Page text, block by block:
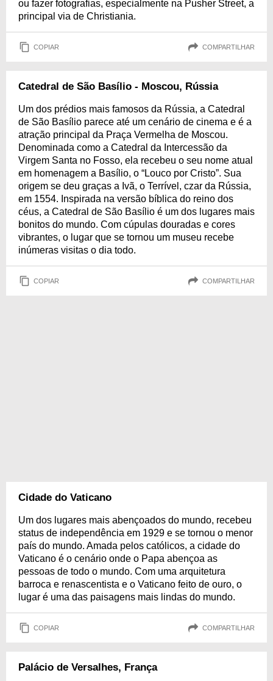
ou fazer fotografias, especialmente na Pusher Street, a
principal via de Christiania.
COPIAR COMPARTILHAR
Catedral de São Basílio - Moscou, Rússia
Um dos prédios mais famosos da Rússia, a Catedral
de São Basílio parece até um cenário de cinema e é a
atração principal da Praça Vermelha de Moscou.
Denominada como a Catedral da Intercessão da
Virgem Santa no Fosso, ela recebeu o seu nome atual
em homenagem a Basílio, o “Louco por Cristo”. Sua
origem se deu graças a Ivã, o Terrível, czar da Rússia,
em 1554. Inspirada na versão bíblica do reino dos
céus, a Catedral de São Basílio é um dos lugares mais
bonitos do mundo. Com cúpulas douradas e cores
vibrantes, o lugar que se tornou um museu recebe
inúmeras visitas o dia todo.
COPIAR COMPARTILHAR
Cidade do Vaticano
Um dos lugares mais abençoados do mundo, recebeu
status de independência em 1929 e se tornou o menor
país do mundo. Amada pelos católicos, a cidade do
Vaticano é o cenário onde o Papa abençoa as
pessoas de todo o mundo. Com uma arquitetura
barroca e renascentista e o Vaticano feito de ouro, o
lugar é uma das paisagens mais lindas do mundo.
COPIAR COMPARTILHAR
Palácio de Versalhes, França